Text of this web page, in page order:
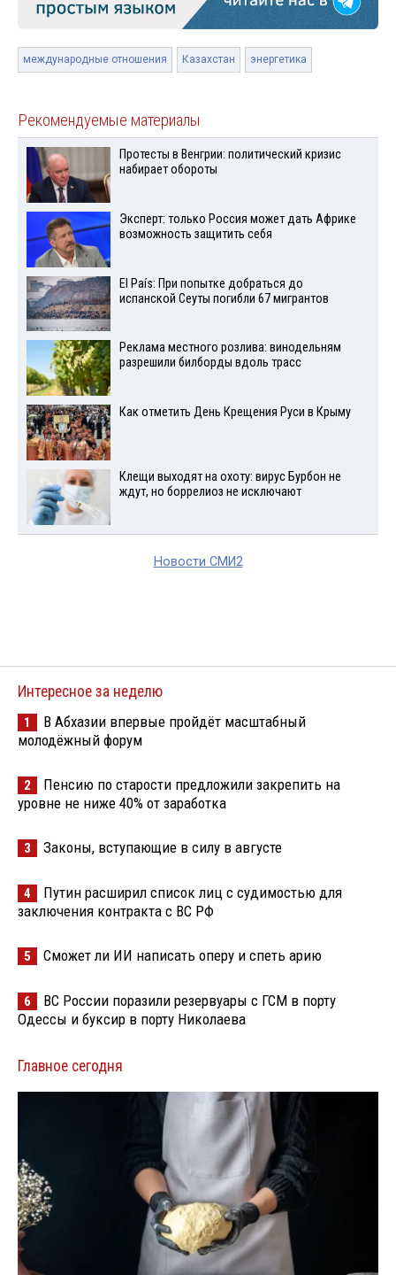
международные отношения Казахстан энергетика
Рекомендуемые материалы
Протесты в Венгрии: политический кризис
набирает обороты
Эксперт: только Россия может дать Африке
возможность защитить себя
El País: При попытке добраться до
испанской Сеуты погибли 67 мигрантов
Реклама местного розлива: винодельням
разрешили билборды вдоль трасс
Как отметить День Крещения Руси в Крыму
Клещи выходят на охоту: вирус Бурбон не
ждут, но боррелиоз не исключают
Новости СМИ2
Интересное за неделю
1
В Абхазии впервые пройдёт масштабный
молодёжный форум
2
Пенсию по старости предложили закрепить на
уровне не ниже 40% от заработка
3 Законы, вступающие в силу в августе
4
Путин расширил список лиц с судимостью для
заключения контракта с ВС РФ
5 Сможет ли ИИ написать оперу и спеть арию
6
ВС России поразили резервуары с ГСМ в порту
Одессы и буксир в порту Николаева
Главное сегодня